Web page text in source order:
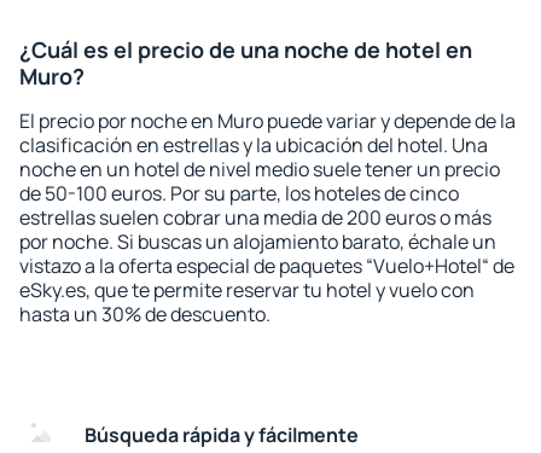
¿Cuál es el precio de una noche de hotel en
Muro?
El precio por noche en Muro puede variar y depende de la
clasificación en estrellas y la ubicación del hotel. Una
noche en un hotel de nivel medio suele tener un precio
de 50-100 euros. Por su parte, los hoteles de cinco
estrellas suelen cobrar una media de 200 euros o más
por noche. Si buscas un alojamiento barato, échale un
vistazo a la oferta especial de paquetes “Vuelo+Hotel“ de
eSky.es, que te permite reservar tu hotel y vuelo con
hasta un 30% de descuento.
Búsqueda rápida y fácilmente